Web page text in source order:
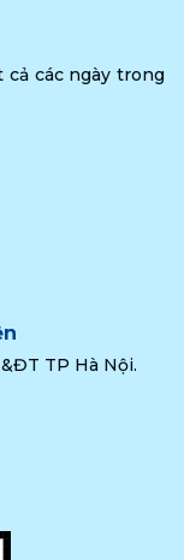
cả các ngày trong
TP Hà Nội.